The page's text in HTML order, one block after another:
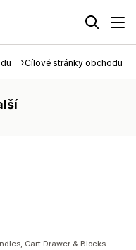
Cílové stránky obchodu –
Cart Drawer & Blocks